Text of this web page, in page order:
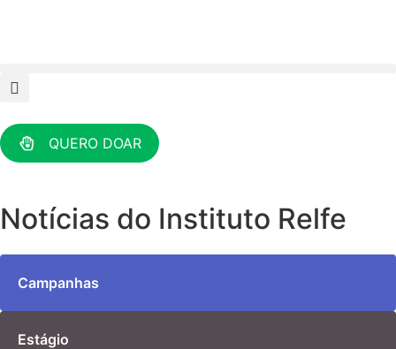
QUERO DOAR
Notícias do Instituto Relfe
Campanhas
Estágio